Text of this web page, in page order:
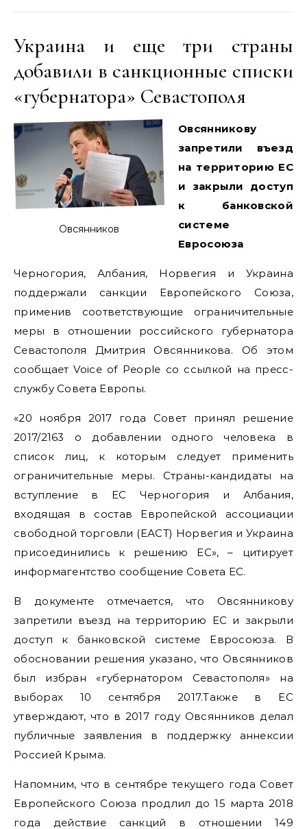
Украина и еще три страны
добавили в санкционные списки
«губернатора» Севастополя
Овсянников
Овсянникову
запретили въезд
на территорию ЕС
и закрыли доступ
к банковской
системе
Евросоюза
Черногория, Албания, Норвегия и Украина
поддержали санкции Европейского Союза,
применив соответствующие ограничительные
меры в отношении российского губернатора
Севастополя Дмитрия Овсянникова. Об этом
сообщает Voice of People со ссылкой на пресс-
службу Совета Европы.
«20 ноября 2017 года Совет принял решение
2017/2163 о добавлении одного человека в
список лиц, к которым следует применить
ограничительные меры. Страны-кандидаты на
вступление в ЕС Черногория и Албания,
входящая в состав Европейской ассоциации
свободной торговли (ЕАСТ) Норвегия и Украина
присоединились к решению ЕС», – цитирует
информагентство сообщение Совета ЕС.
В документе отмечается, что Овсянникову
запретили въезд на территорию ЕС и закрыли
доступ к банковской системе Евросоюза. В
обосновании решения указано, что Овсянников
был избран «губернатором Севастополя» на
выборах 10 сентября 2017.Также в ЕС
утверждают, что в 2017 году Овсянников делал
публичные заявления в поддержку аннексии
Россией Крыма.
Напомним, что в сентябре текущего года Совет
Европейского Союза продлил до 15 марта 2018
года действие санкций в отношении 149